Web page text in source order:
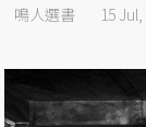
鳴人選書 15